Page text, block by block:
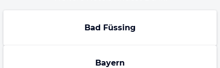
Bad Füssing
Bayern